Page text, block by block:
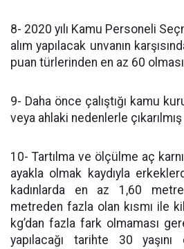
8- 2020 yılı Kamu Personeli
alım yapılacak unvanın
puan türlerinden en az 60
9- Daha önce çalıştığı kamu
veya ahlaki nedenlerle
10- Tartılma ve ölçülme aç
ayakla olmak kaydıyla
kadınlarda en az 1,60
metreden fazla olan kısmı ile
kg’dan fazla fark olmaması
yapılacağı tarihte 30 yaşını